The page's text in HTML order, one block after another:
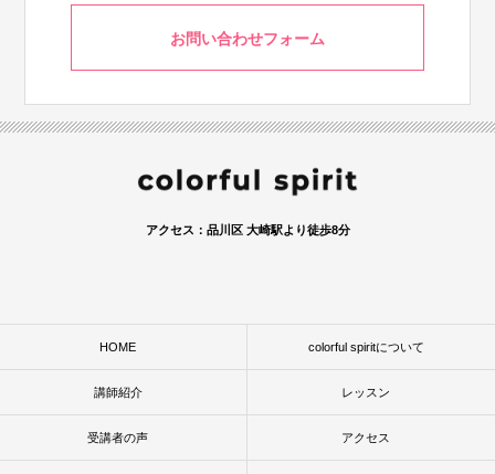
お問い合わせフォーム
アクセス：品川区 大崎駅より徒歩8分
HOME colorful spiritについて
講師紹介 レッスン
受講者の声 アクセス